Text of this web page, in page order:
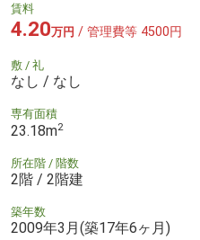
賃料
4.20万円 / 管理費等 4500円
敷 / 礼
なし / なし
専有面積
23.18m2
所在階 / 階数
2階 / 2階建
築年数
2009年3月(築17年6ヶ月)